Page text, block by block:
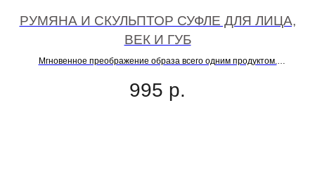
РУМЯНА И СКУЛЬПТОР СУФЛЕ ДЛЯ ЛИЦА,
ВЕК И ГУБ
Мгновенное преображение образа всего одним продуктом.
полностью
995 р.